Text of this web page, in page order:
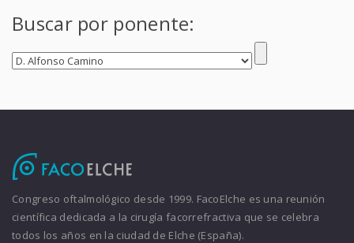
Buscar por ponente:
Congreso oftalmológico desde 1999. FacoElche es una reunión
científica dedicada a la cirugía facorrefractiva que se celebra
todos los años en la ciudad de Elche (España).